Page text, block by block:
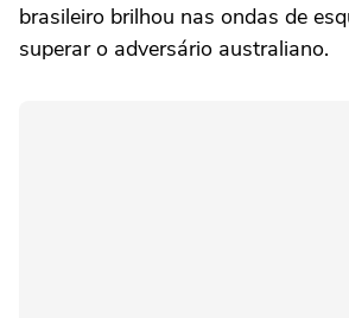
brasileiro brilhou nas ondas de
superar o adversário australiano.